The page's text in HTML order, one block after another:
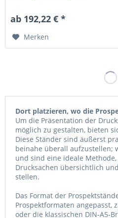
ab 192,22 € *
Merken
Dort platzieren, wo die
Um die Präsentation der
möglich zu gestalten, bieten
Diese Ständer sind äußerst
beinahe überall aufzustellen;
und sind eine ideale
Drucksachen übersichtlich
stellen.
Das Format der
Prospektformaten angepasst,
oder die klassischen DIN-A5-